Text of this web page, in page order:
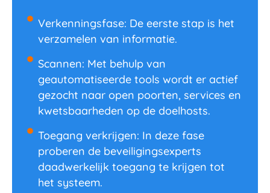
Verkenningsfase: De eerste stap is het
verzamelen van informatie.
Scannen: Met behulp van
geautomatiseerde tools wordt er actief
gezocht naar open poorten, services en
kwetsbaarheden op de doelhosts.
Toegang verkrijgen: In deze fase
proberen de beveiligingsexperts
daadwerkelijk toegang te krijgen tot
het systeem.